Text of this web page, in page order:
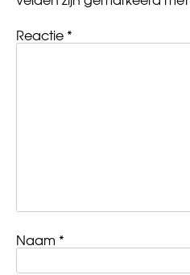
Reactie *
Naam *